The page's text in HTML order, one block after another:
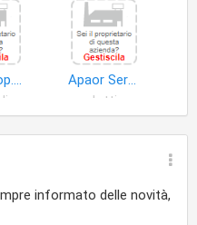
Soc.Coop. Agricola Primavera
Apaor Servizi Soc.Coop. Agricola
informato delle novità,